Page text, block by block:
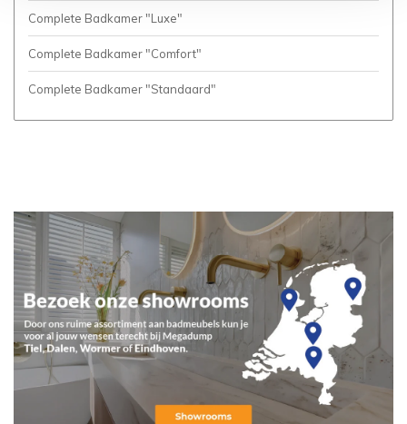
Complete Badkamer "Luxe"
Complete Badkamer "Comfort"
Complete Badkamer "Standaard"